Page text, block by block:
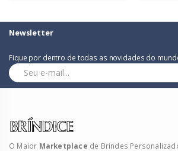
Newsletter
Fique por dentro de todas as novidades do
O Maior Marketplace de Brindes